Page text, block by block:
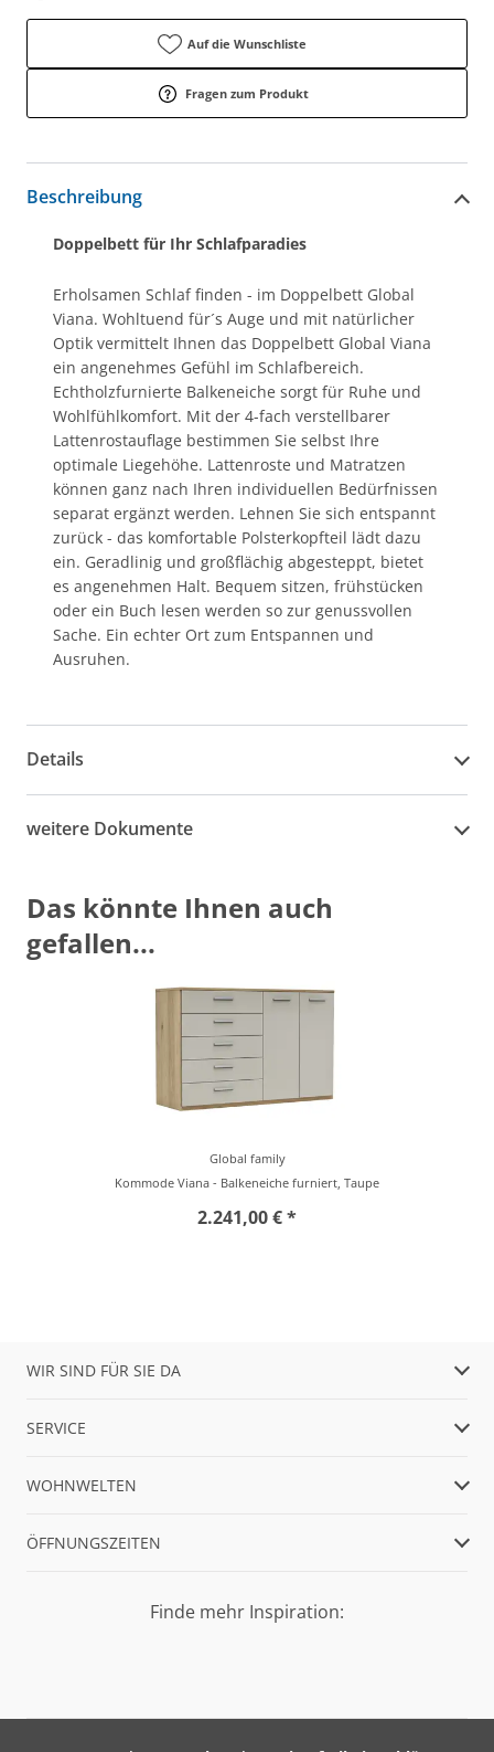
Auf die Wunschliste
Fragen zum Produkt
Beschreibung
Doppelbett für Ihr Schlafparadies
Erholsamen Schlaf finden - im Doppelbett Global
Viana. Wohltuend für´s Auge und mit natürlicher
Optik vermittelt Ihnen das Doppelbett Global Viana
ein angenehmes Gefühl im Schlafbereich.
Echtholzfurnierte Balkeneiche sorgt für Ruhe und
Wohlfühlkomfort. Mit der 4-fach verstellbarer
Lattenrostauflage bestimmen Sie selbst Ihre
optimale Liegehöhe. Lattenroste und Matratzen
können ganz nach Ihren individuellen Bedürfnissen
separat ergänzt werden. Lehnen Sie sich entspannt
zurück - das komfortable Polsterkopfteil lädt dazu
ein. Geradlinig und großflächig abgesteppt, bietet
es angenehmen Halt. Bequem sitzen, frühstücken
oder ein Buch lesen werden so zur genussvollen
Sache. Ein echter Ort zum Entspannen und
Ausruhen.
Details
weitere Dokumente
Das könnte Ihnen auch
gefallen...
Global family
Kommode Viana - Balkeneiche furniert, Taupe
2.241,00 € *
WIR SIND FÜR SIE DA
SERVICE
WOHNWELTEN
ÖFFNUNGSZEITEN
Finde mehr Inspiration: